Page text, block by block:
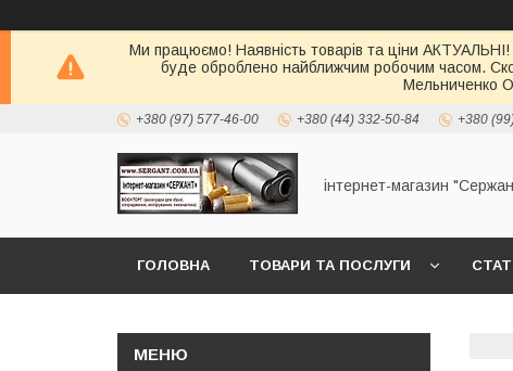
Ми працюємо! Наявність товарів та ціни
буде оброблено найближчим робочим часом.
Мельниченко
+380 (97) 577-46-00 +380 (44) 332-50-84 +380
інтернет-магазин
ГОЛОВНА ТОВАРИ ТА ПОСЛУГИ